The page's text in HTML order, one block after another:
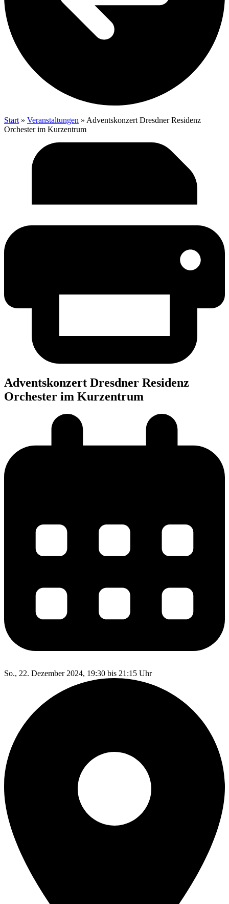
Start » Veranstaltungen » Advents­kon­zert Dresd­ner Resi­denz
Orches­ter im Kurzentrum
Advents­kon­zert Dresd­ner Resi­denz
Orches­ter im Kurzentrum
So., 22. Dezember 2024, 19:30 bis 21:15 Uhr